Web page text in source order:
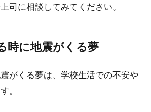
司に相談してみてください。
時に地震がくる夢
がくる夢は、学校生活での不安や
。